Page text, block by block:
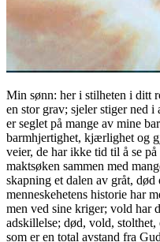
Min sønn: her i stilheten i ditt
en stor grav; sjeler stiger ned
er seglet på mange av mine
barmhjertighet, kjærlighet og
veier, de har ikke tid til å se
maktsøken sammen med
skapning et dalen av gråt,
menneskehetens historie har
men ved sine kriger; vold har
adskillelse; død, vold,
som er en total avstand fra